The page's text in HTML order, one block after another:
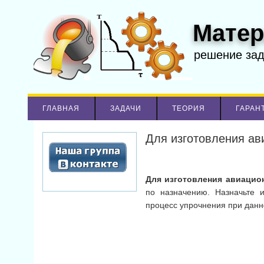
решение
ГЛАВНАЯ ЗАДАЧИ ТЕОРИЯ
Для изготовления
Для изготовления
по назначению.
процесс упрочнения при